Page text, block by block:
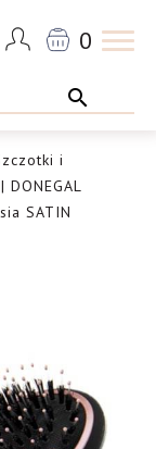
0
i
| DONEGAL
SATIN